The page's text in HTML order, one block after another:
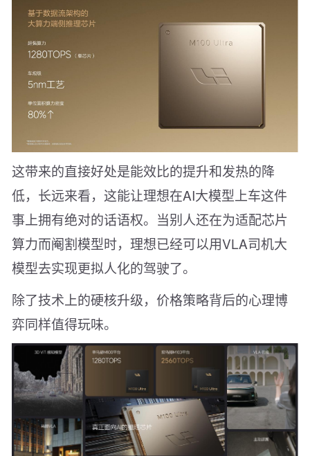
这带来的直接好处是能效比的提升和发热的降
低，长远来看，这能让理想在AI大模型上车这件
事上拥有绝对的话语权。当别人还在为适配芯片
算力而阉割模型时，理想已经可以用VLA司机大
模型去实现更拟人化的驾驶了。
除了技术上的硬核升级，价格策略背后的心理博
弈同样值得玩味。